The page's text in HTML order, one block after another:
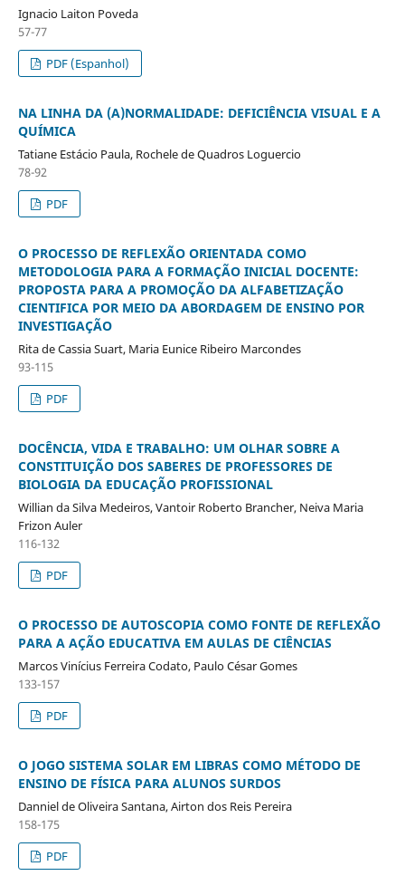
Ignacio Laiton Poveda
57-77
PDF (Espanhol)
NA LINHA DA (A)NORMALIDADE: DEFICIÊNCIA VISUAL E A
QUÍMICA
Tatiane Estácio Paula, Rochele de Quadros Loguercio
78-92
PDF
O PROCESSO DE REFLEXÃO ORIENTADA COMO
METODOLOGIA PARA A FORMAÇÃO INICIAL DOCENTE:
PROPOSTA PARA A PROMOÇÃO DA ALFABETIZAÇÃO
CIENTIFICA POR MEIO DA ABORDAGEM DE ENSINO POR
INVESTIGAÇÃO
Rita de Cassia Suart, Maria Eunice Ribeiro Marcondes
93-115
PDF
DOCÊNCIA, VIDA E TRABALHO: UM OLHAR SOBRE A
CONSTITUIÇÃO DOS SABERES DE PROFESSORES DE
BIOLOGIA DA EDUCAÇÃO PROFISSIONAL
Willian da Silva Medeiros, Vantoir Roberto Brancher, Neiva Maria
Frizon Auler
116-132
PDF
O PROCESSO DE AUTOSCOPIA COMO FONTE DE REFLEXÃO
PARA A AÇÃO EDUCATIVA EM AULAS DE CIÊNCIAS
Marcos Vinícius Ferreira Codato, Paulo César Gomes
133-157
PDF
O JOGO SISTEMA SOLAR EM LIBRAS COMO MÉTODO DE
ENSINO DE FÍSICA PARA ALUNOS SURDOS
Danniel de Oliveira Santana, Airton dos Reis Pereira
158-175
PDF